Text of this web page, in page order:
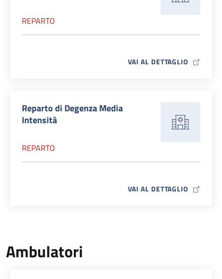
REPARTO
VAI AL DETTAGLIO MAP ICON
Reparto di Degenza Media
Intensità
REPARTO
VAI AL DETTAGLIO MAP ICON
Ambulatori